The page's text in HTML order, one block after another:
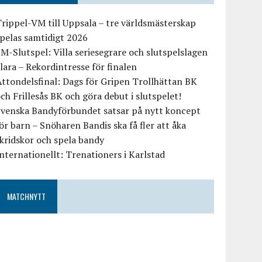
VM till Uppsala – tre världsmästerskap
samtidigt 2026
Slutspel: Villa seriesegrare och slutspelslagen
– Rekordintresse för finalen
Dags för Gripen Trollhättan BK
Frillesås BK och göra debut i slutspelet!
Bandyförbundet satsar på nytt koncept
barn – Snöharen Bandis ska få fler att åka
och spela bandy
Trenationers i Karlstad
MATCHNYTT